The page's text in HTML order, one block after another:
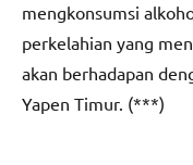
mengkonsumsi
perkelahian yang
akan berhadapan
Yapen Timur. (***)